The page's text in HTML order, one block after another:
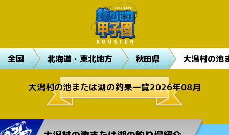
全国 北海道・東北地方 秋田県 大潟村の池
大潟村の池または湖の釣果一覧2026年08月